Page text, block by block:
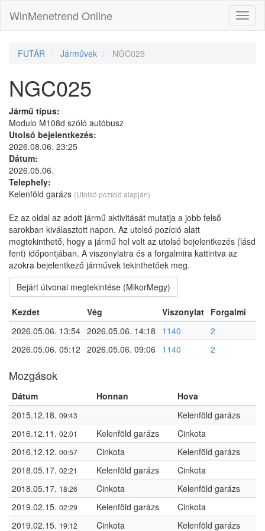
WinMenetrend Online
FUTÁR Járművek NGC025
NGC025
Jármű típus:
Modulo M108d szóló autóbusz
Utolsó bejelentkezés:
2026.08.06. 23:25
Dátum:
2026.05.06.
Telephely:
Kelenföld garázs (Utolsó pozíció alapján)
Ez az oldal az adott jármű aktivitását mutatja a jobb felső
sarokban kiválasztott napon. Az utolsó pozíció alatt
megtekinthető, hogy a jármű hol volt az utolsó bejelentkezés (lásd
fent) időpontjában. A viszonylatra és a forgalmira kattintva az
azokra bejelentkező járművek tekinthetőek meg.
Bejárt útvonal megtekintése (MikorMegy)
Kezdet Vég Viszonylat Forgalmi
2026.05.06. 13:54 2026.05.06. 14:18 1140
2
2026.05.06. 05:12 2026.05.06. 09:06 1140 2
Mozgások
Dátum Honnan
Hova
2015.12.18. 09:43
Kelenföld garázs
2016.12.11. 02:01 Kelenföld garázs
Cinkota
2016.12.12. 00:57 Cinkota
Kelenföld garázs
2018.05.17. 02:21 Kelenföld garázs
Cinkota
2018.05.17. 18:26 Cinkota
Kelenföld garázs
2019.02.15. 02:29 Kelenföld garázs
Cinkota
2019.02.15. 19:12 Cinkota Kelenföld garázs